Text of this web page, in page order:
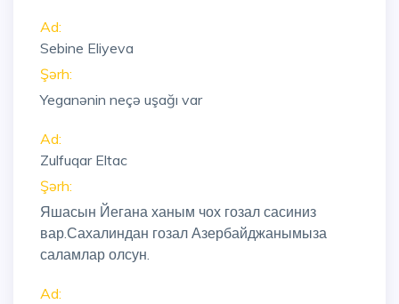
Ad:
Sebine Eliyeva
Şərh:
Yeganənin neçə uşağı var
Ad:
Zulfuqar Eltac
Şərh:
Яшасын Йегана ханым чох гозал сасиниз
вар.Сахалиндан гозал Азербайджанымыза
саламлар олсун.
Ad: